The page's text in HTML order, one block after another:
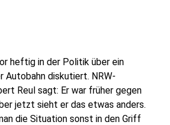
heftig in der Politik über ein
Autobahn diskutiert. NRW-
Reul sagt: Er war früher gegen
jetzt sieht er das etwas anders.
die Situation sonst in den Griff